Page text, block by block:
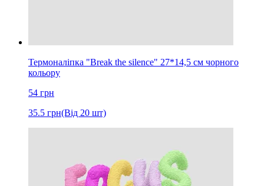
Термоналіпка "Break the silence" 27*14,5 см чорного
кольору
54 грн
35.5 грн(Від 20 шт)